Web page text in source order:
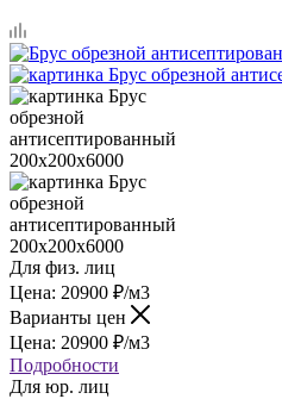
Для физ. лиц
Цена: 20900 ₽/м3
Варианты цен
Цена: 20900 ₽/м3
Подробности
Для юр. лиц